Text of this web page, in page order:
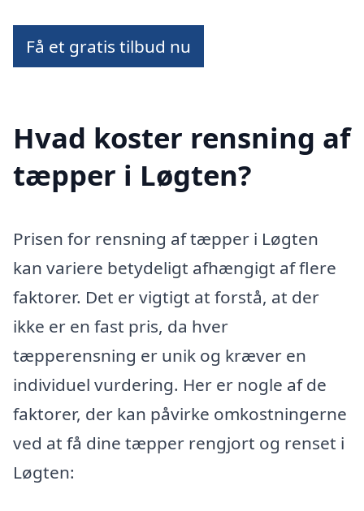
Få et gratis tilbud nu
Hvad koster rensning af
tæpper i Løgten?
Prisen for rensning af tæpper i Løgten
kan variere betydeligt afhængigt af flere
faktorer. Det er vigtigt at forstå, at der
ikke er en fast pris, da hver
tæpperensning er unik og kræver en
individuel vurdering. Her er nogle af de
faktorer, der kan påvirke omkostningerne
ved at få dine tæpper rengjort og renset i
Løgten: